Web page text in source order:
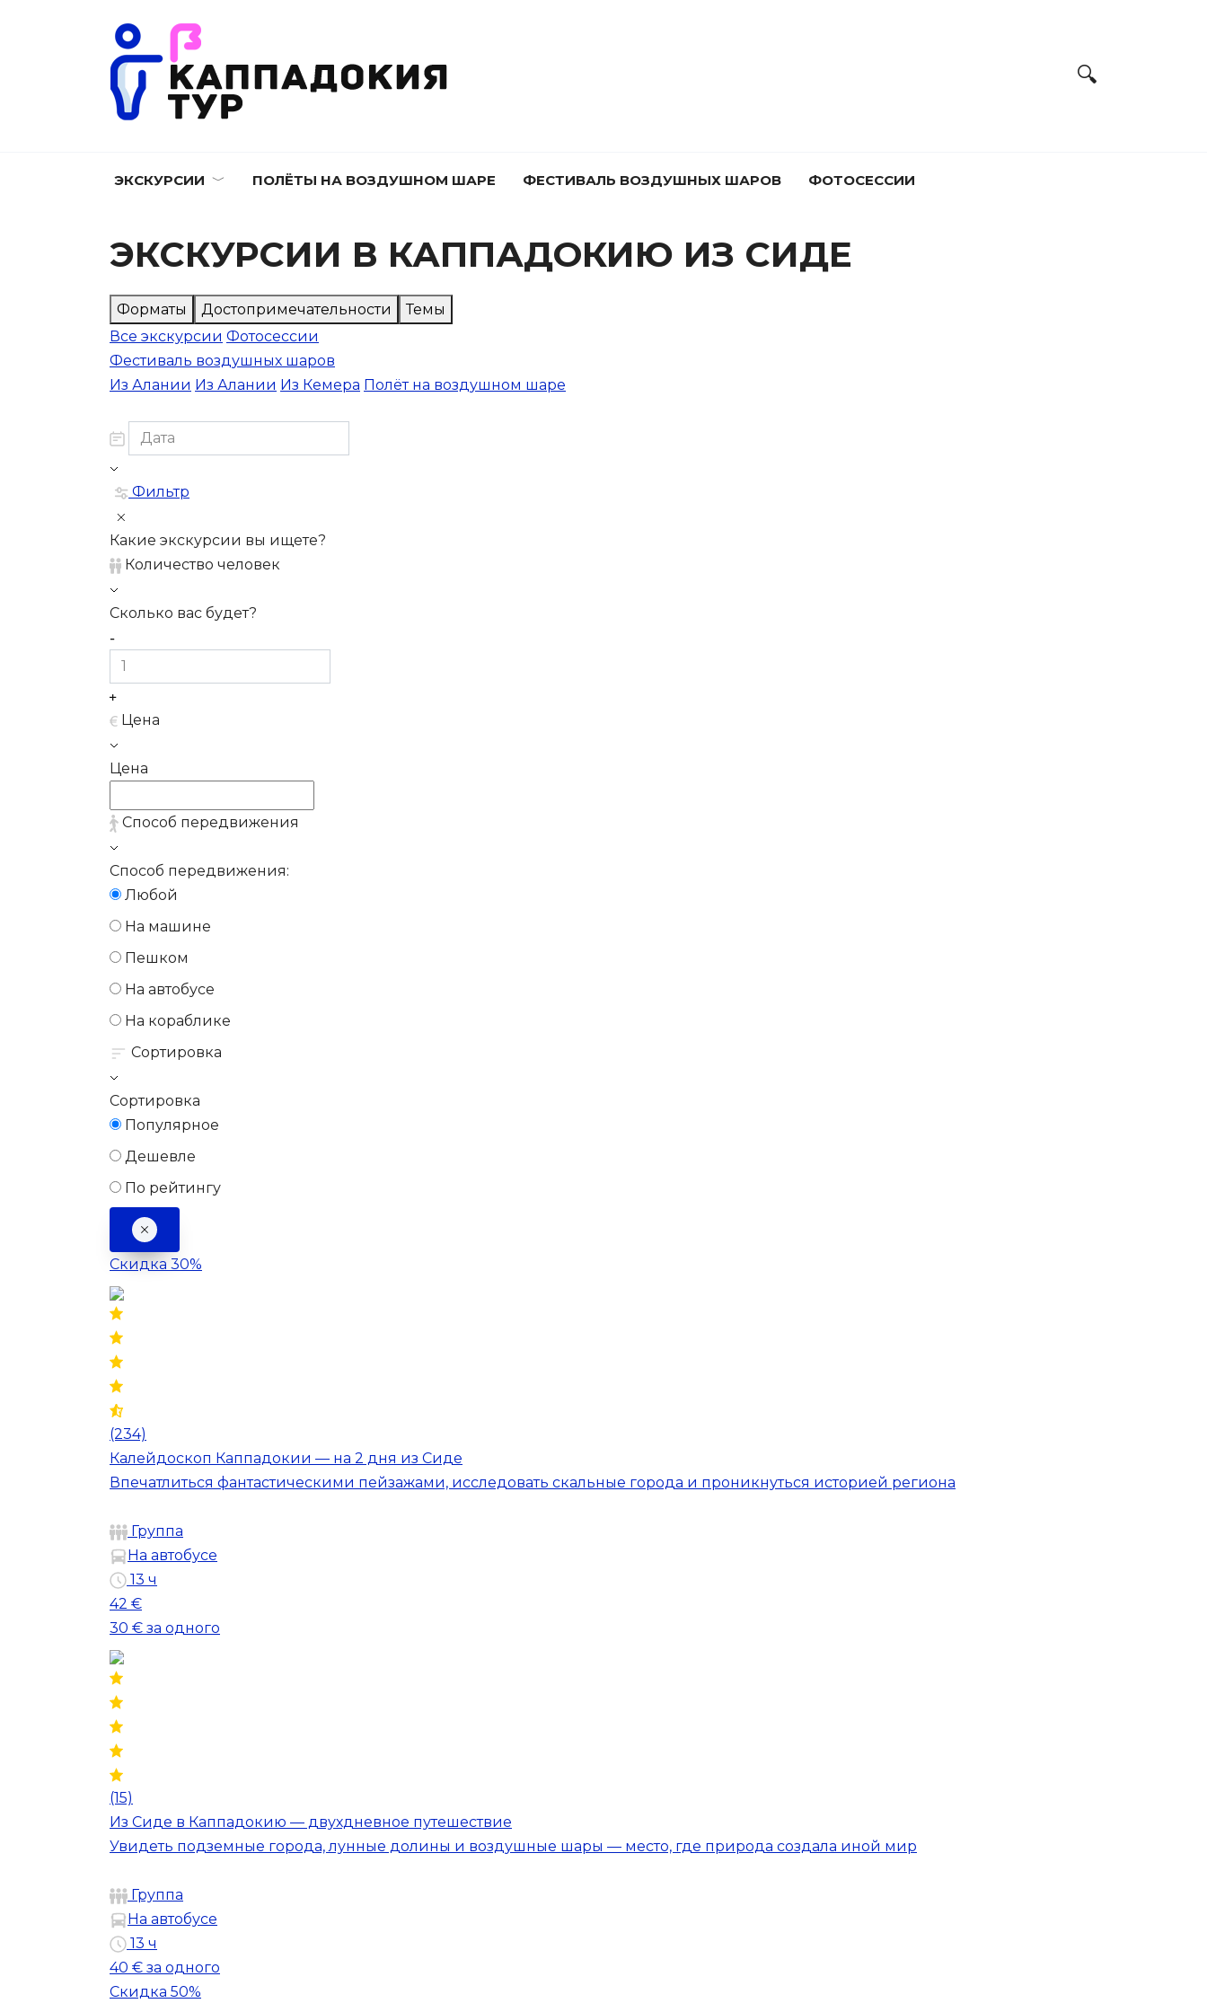
ЭКСКУРСИИ ПОЛЁТЫ НА ВОЗДУШНОМ ШАРЕ ФЕСТИВАЛЬ ВОЗДУШНЫХ ШАРОВ ФОТОСЕССИИ
ЭКСКУРСИИ В КАППАДОКИЮ ИЗ СИДЕ
Форматы Достопримечательности
Темы
Все экскурсии Фотосессии
Фестиваль воздушных шаров
Из Алании Из Алании Из Кемера Полёт на воздушном шаре
Фильтр
Какие экскурсии вы ищете?
Количество человек
Сколько вас будет?
Цена
Цена
Способ передвижения
Способ передвижения:
Любой
На машине
Пешком
На автобусе
На кораблике
Сортировка
Сортировка
Популярное
Дешевле
По рейтингу
Скидка 30%
(234)
Калейдоскоп Каппадокии — на 2 дня из Сиде
Впечатлиться фантастическими пейзажами, исследовать скальные города и проникнуться историей региона
Группа
На автобусе
13 ч
42 €
30 € за одного
(15)
Из Сиде в Каппадокию — двухдневное путешествие
Увидеть подземные города, лунные долины и воздушные шары — место, где природа создала иной мир
Группа
На автобусе
13 ч
40 € за одного
Скидка 50%